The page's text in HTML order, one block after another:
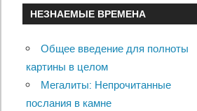
НЕЗНАЕМЫЕ ВРЕМЕНА
Общее введение для полноты
картины в целом
Мегалиты: Непрочитанные
послания в камне